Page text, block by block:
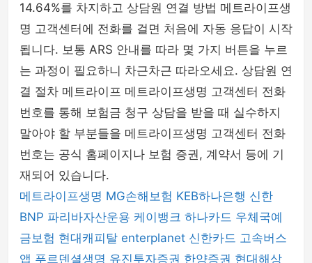
14.64%를 차지하고 상담원 연결 방법 메트라이프생
명 고객센터에 전화를 걸면 처음에 자동 응답이 시작
됩니다. 보통 ARS 안내를 따라 몇 가지 버튼을 누르
는 과정이 필요하니 차근차근 따라오세요. 상담원 연
결 절차 메트라이프 메트라이프생명 고객센터 전화
번호를 통해 보험금 청구 상담을 받을 때 실수하지
말아야 할 부분들을 메트라이프생명 고객센터 전화
번호는 공식 홈페이지나 보험 증권, 계약서 등에 기
재되어 있습니다.
메트라이프생명 MG손해보험 KEB하나은행 신한
BNP 파리바자산운용 케이뱅크 하나카드 우체국예
금보험 현대캐피탈 enterplanet 신한카드 고속버스
앱 푸르덴셜생명 유진투자증권 한양증권 현대해상